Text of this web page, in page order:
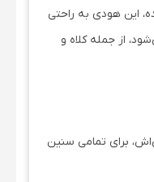
این هودی به راحتی
از جمله کلاه و
برای تمامی سنین